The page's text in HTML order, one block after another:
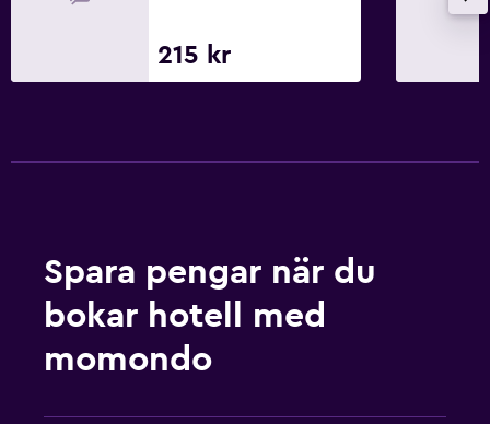
TV
Klädhängare
215 kr
Spara pengar när du
bokar hotell med
momondo